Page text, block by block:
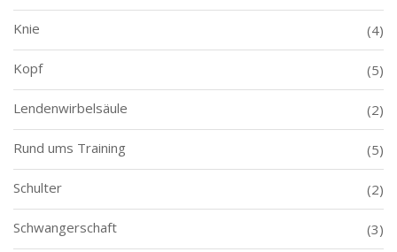
Knie (4)
Kopf (5)
Lendenwirbelsäule (2)
Rund ums Training (5)
Schulter (2)
Schwangerschaft (3)